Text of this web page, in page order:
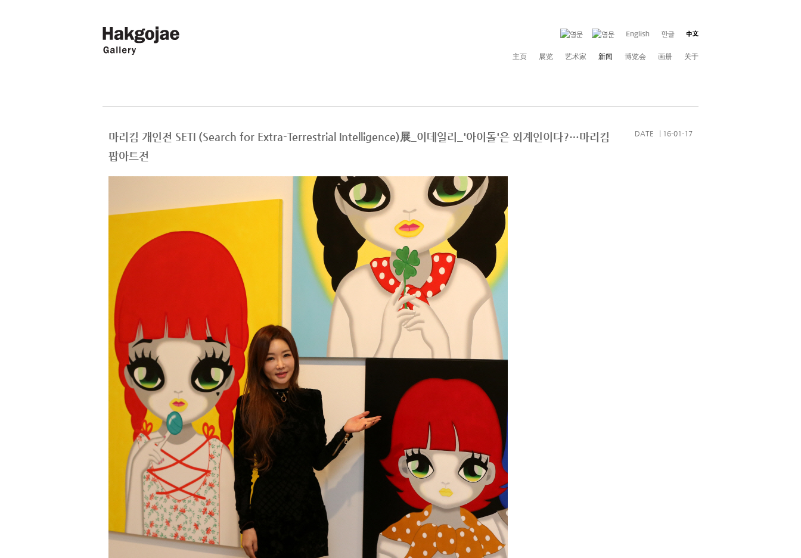
主页 展览 艺术家 新闻 博览会 画册 关于
마리킴 개인전 SETI (Search for Extra-Terrestrial Intelligence)展_이데일리_'아이돌'은 외계인이다?…마리킴
팝아트전
DATE | 16-01-17